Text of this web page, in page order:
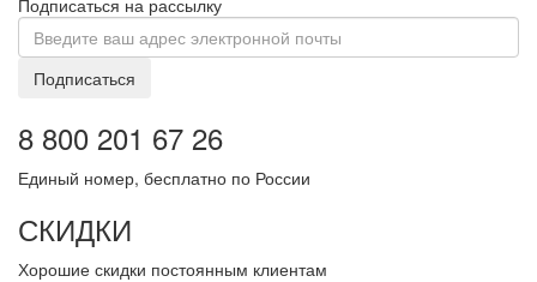
Подписаться на рассылку
Подписаться
8 800 201 67 26
Единый номер, бесплатно по России
СКИДКИ
Хорошие скидки постоянным клиентам